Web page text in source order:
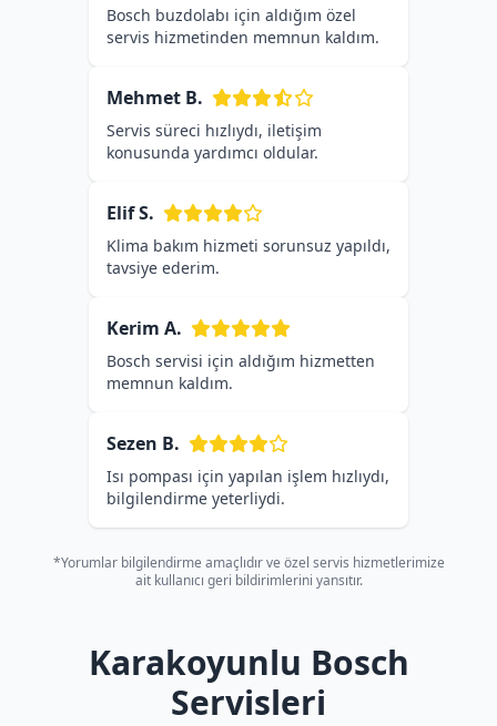
Bosch buzdolabı için aldığım özel
servis hizmetinden memnun kaldım.
Mehmet B.
Servis süreci hızlıydı, iletişim
konusunda yardımcı oldular.
Elif S.
Klima bakım hizmeti sorunsuz yapıldı,
tavsiye ederim.
Kerim A.
Bosch servisi için aldığım hizmetten
memnun kaldım.
Sezen B.
Isı pompası için yapılan işlem hızlıydı,
bilgilendirme yeterliydi.
*Yorumlar bilgilendirme amaçlıdır ve özel servis hizmetlerimize
ait kullanıcı geri bildirimlerini yansıtır.
Karakoyunlu Bosch
Servisleri